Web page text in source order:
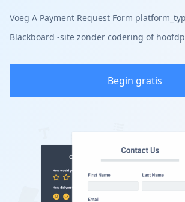
Voeg A Payment Request Form
Blackboard -site zonder codering of
Begin gratis